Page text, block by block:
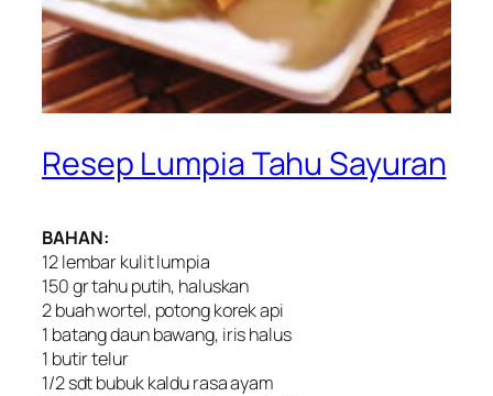
Resep Lumpia Tahu Sayuran
BAHAN:
12 lembar kulit lumpia
150 gr tahu putih, haluskan
2 buah wortel, potong korek api
1 batang daun bawang, iris halus
1 butir telur
1/2 sdt bubuk kaldu rasa ayam